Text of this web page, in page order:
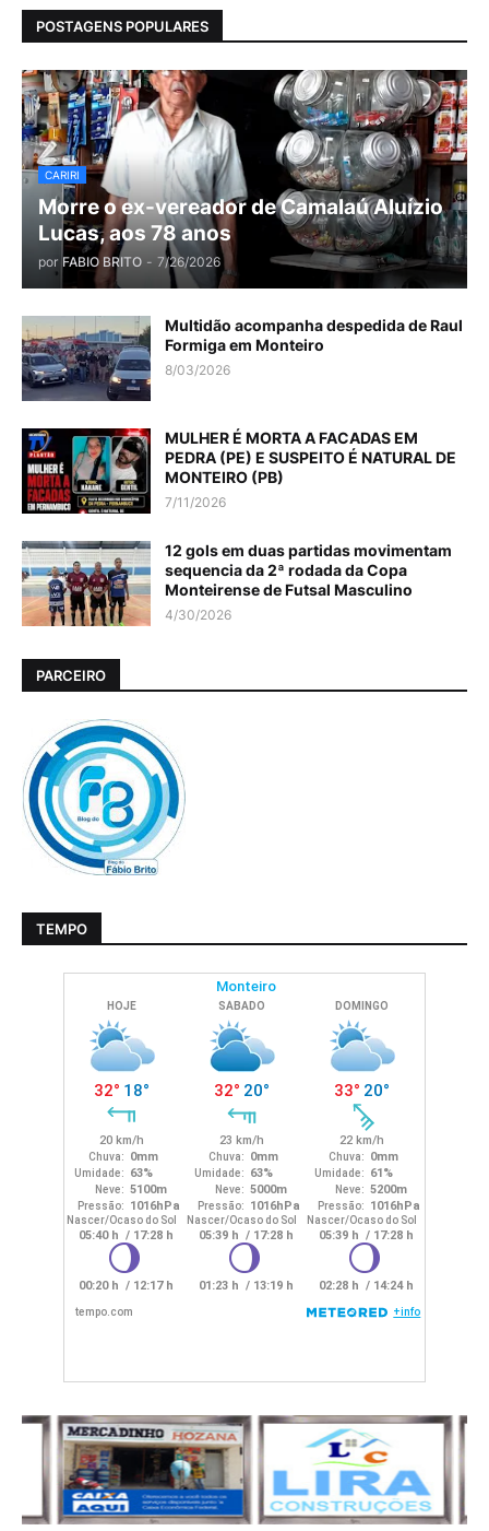
POSTAGENS POPULARES
CARIRI
Morre o ex-vereador de Camalaú Aluízio
Lucas, aos 78 anos
por FABIO BRITO - 7/26/2026
Multidão acompanha despedida de Raul
Formiga em Monteiro
8/03/2026
MULHER É MORTA A FACADAS EM
PEDRA (PE) E SUSPEITO É NATURAL DE
MONTEIRO (PB)
7/11/2026
12 gols em duas partidas movimentam
sequencia da 2ª rodada da Copa
Monteirense de Futsal Masculino
4/30/2026
PARCEIRO
TEMPO